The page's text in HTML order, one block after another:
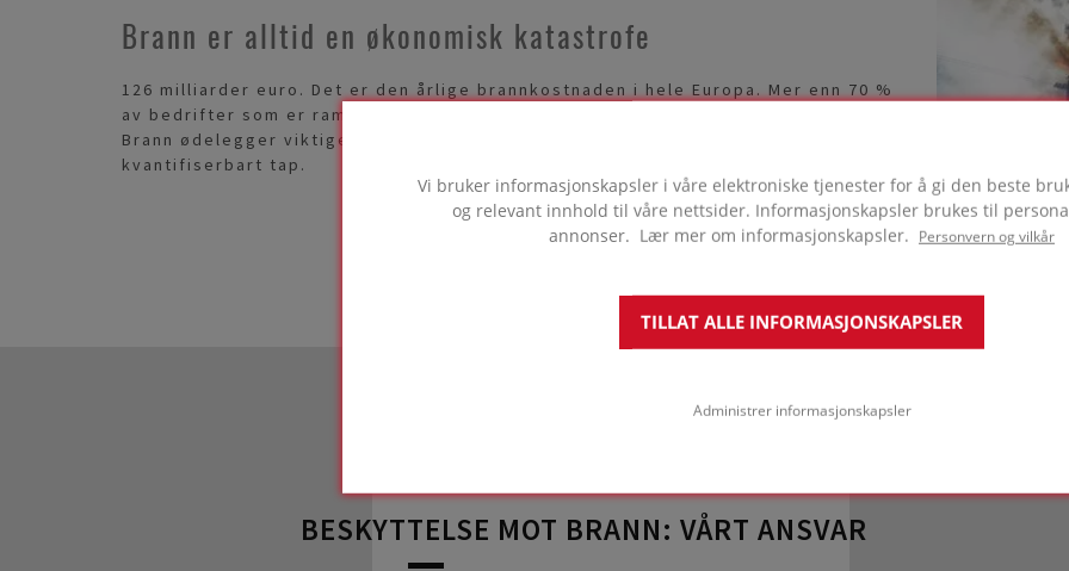
Vi bruker informasjonskapsler i våre elektroniske tjenester for å gi den beste
og relevant innhold til våre nettsider. Informasjonskapsler brukes til
annonser. Lær mer om informasjonskapsler.
Personvern og vilkår
TILLAT ALLE INFORMASJONSKAPSLER
Administrer informasjonskapsler
Brann er alltid en økonomisk katastrofe
126 milliarder euro. Det er den årlige brannkostnaden i hele Europa. Mer enn 70 %
av bedrifter som er rammet av brann går konkurs innen 3 år etter hendelsen.
Brann ødelegger viktige arkitektoniske og historiske bygninger, som er et ikke-
kvantifiserbart tap.
BESKYTTELSE MOT BRANN: VÅRT ANSVAR